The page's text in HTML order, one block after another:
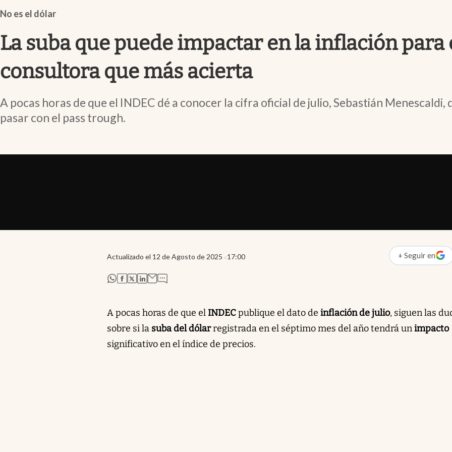
Clima
El Cronista Studio
Mediakit
No es el dólar
La suba que puede impactar en la inflación para
consultora que más acierta
A pocas horas de que el INDEC dé a conocer la cifra oficial de julio, Sebastián
pasar con el pass trough.
Actualizado el 12 de Agosto de 2025 17:00 + Seguiren
abre en nueva
abre en nueva pestaña
abre en nueva pestaña
abre en nueva pestaña
abre en nueva pestaña
A pocas horas de que elINDECpublique el dato de inflación de julio, siguen las
sobre si la suba del dólarregistrada en el séptimo mes del año tendrá unimpacto
significativo en el índice de precios.